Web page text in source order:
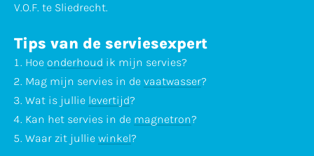
V.O.F. te Sliedrecht.
Tips van de serviesexpert
Hoe onderhoud ik mijn servies?
Mag mijn servies in de vaatwasser?
Wat is jullie levertijd?
Kan het servies in de magnetron?
Waar zit jullie winkel?